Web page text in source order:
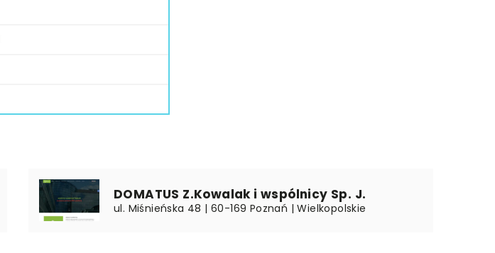
DOMATUS Z.Kowalak i wspólnicy Sp. J.
ul. Miśnieńska 48 | 60-169 Poznań | Wielkopolskie